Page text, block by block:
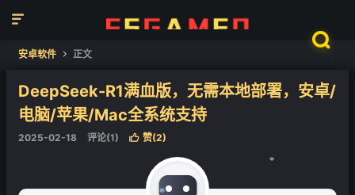


安卓软件  正文
DeepSeek-R1满血版，无需本地部署，安卓/
电脑/苹果/Mac全系统支持
2025-02-18 评论(1)  赞(2)